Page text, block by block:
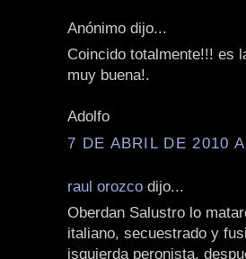
Anónimo dijo...
Coincido totalmente!!! es
muy buena!.
Adolfo
7 DE ABRIL DE 2010
raul orozco dijo...
Oberdan Salustro lo
italiano, secuestrado y
isquierda peronista,